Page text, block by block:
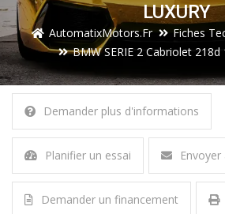
LUXURY
AutomatixMotors.fr Fiches
BMW SERIE 2 Cabriolet 218d
Demander plus d'informations
Planifier un essai
Demander un financement